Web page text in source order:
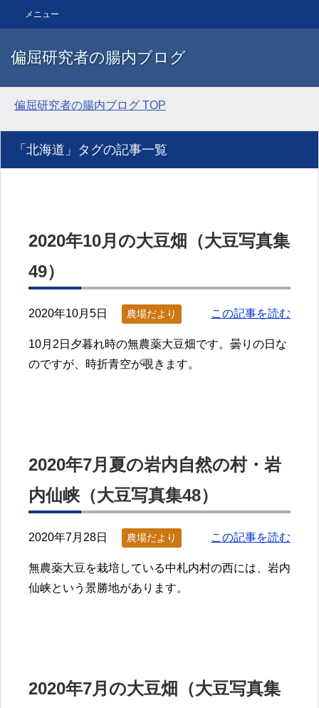
偏屈研究者の腸内ブログ
メニュー
偏屈研究者の腸内ブログ TOP
「北海道」タグの記事一覧
2020年10月の大豆畑（大豆写真集
49）
2020年10月5日 農場だより この記事を読む
10月2日夕暮れ時の無農薬大豆畑です。曇りの日な
のですが、時折青空が覗きます。
2020年7月夏の岩内自然の村・岩
内仙峡（大豆写真集48）
2020年7月28日 農場だより この記事を読む
無農薬大豆を栽培している中札内村の西には、岩内
仙峡という景勝地があります。
2020年7月の大豆畑（大豆写真集